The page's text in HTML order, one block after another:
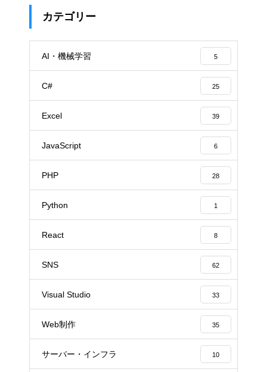
カテゴリー
AI・機械学習 5
C# 25
Excel 39
JavaScript 6
PHP 28
Python 1
React 8
SNS 62
Visual Studio 33
Web制作 35
サーバー・インフラ 10